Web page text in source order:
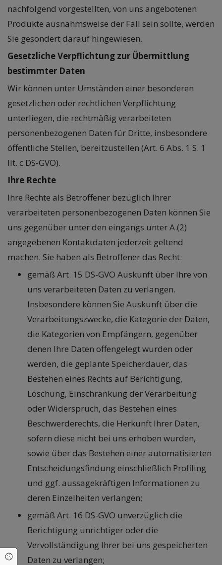
nachfolgend vorgestellten, von uns angebotenen
Produkte ausnahmsweise der Fall sein sollte, werden
Sie gesondert darauf hingewiesen.
Gesetzliche Verpflichtung zur Übermittlung
bestimmter Daten
Wir können unter Umständen einer besonderen
gesetzlichen oder rechtlichen Verpflichtung
unterliegen, die rechtmäßig verarbeiteten
personenbezogenen Daten für Dritte, insbesondere
öffentliche Stellen, bereitzustellen (Art. 6 Abs. 1 S. 1
lit. c DS-GVO).
Ihre Rechte
Ihre Rechte als Betroffener bezüglich Ihrer
verarbeiteten personenbezogenen Daten können Sie
uns gegenüber unter den eingangs unter A.(2)
angegebenen Kontaktdaten jederzeit geltend
machen. Sie haben als Betroffener das Recht:
gemäß Art. 15 DS-GVO Auskunft über Ihre von
uns verarbeiteten Daten zu verlangen.
Insbesondere können Sie Auskunft über die
Verarbeitungszwecke, die Kategorie der Daten,
die Kategorien von Empfängern, gegenüber
denen Ihre Daten offengelegt wurden oder
werden, die geplante Speicherdauer, das
Bestehen eines Rechts auf Berichtigung,
Löschung, Einschränkung der Verarbeitung
oder Widerspruch, das Bestehen eines
Beschwerderechts, die Herkunft Ihrer Daten,
sofern diese nicht bei uns erhoben wurden,
sowie über das Bestehen einer automatisierten
Entscheidungsfindung einschließlich Profiling
und ggf. aussagekräftigen Informationen zu
deren Einzelheiten verlangen;
gemäß Art. 16 DS-GVO unverzüglich die
Berichtigung unrichtiger oder die
Vervollständigung Ihrer bei uns gespeicherten
Daten zu verlangen;
Cookie Einstellungen